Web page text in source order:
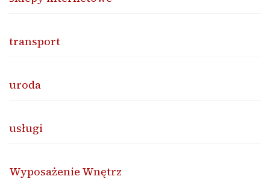
transport
uroda
usługi
Wyposażenie Wnętrz